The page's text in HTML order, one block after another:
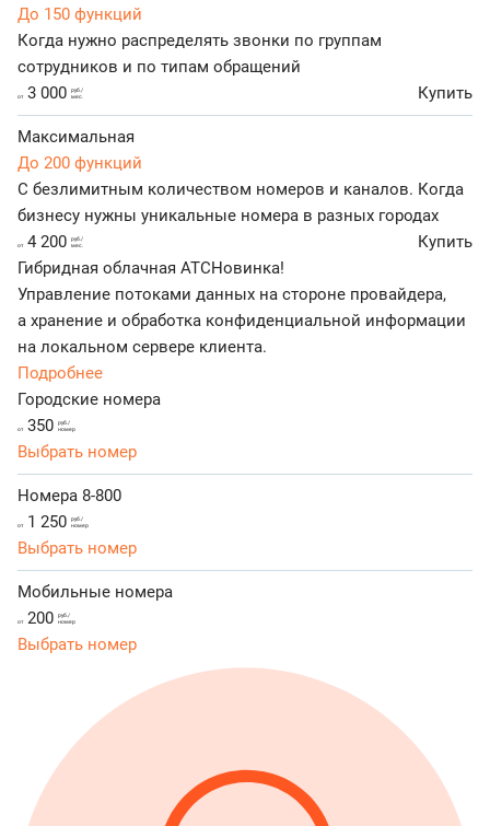
До 150 функций
Когда нужно распределять звонки по группам
сотрудников и по типам обращений
от3 000
руб./
мес.
Купить
Максимальная
До 200 функций
С безлимитным количеством номеров и каналов. Когда
бизнесу нужны уникальные номера в разных городах
от4 200
руб./
мес.
Купить
Гибридная облачная АТСНовинка!
Управление потоками данных на стороне провайдера,
а хранение и обработка конфиденциальной информации
на локальном сервере клиента.
Подробнее
Городские номера
от350
руб./
номер
Выбрать номер
Номера 8-800
от1 250
руб./
номер
Выбрать номер
Мобильные номера
от200
руб./
номер
Выбрать номер